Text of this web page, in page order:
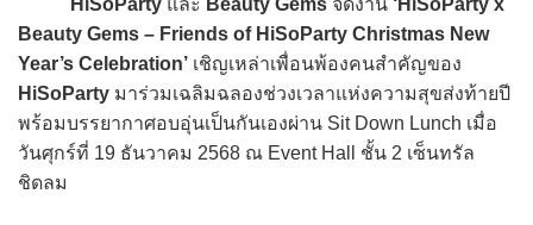
HiSoParty และ Beauty Gems จัดงาน ‘HiSoParty x
Beauty Gems – Friends of HiSoParty Christmas New
Year’s Celebration’ เชิญเหล่าเพื่อนพ้องคนสำคัญของ
HiSoParty มาร่วมเฉลิมฉลองช่วงเวลาแห่งความสุขส่งท้ายปี
พร้อมบรรยากาศอบอุ่นเป็นกันเองผ่าน Sit Down Lunch เมื่อ
วันศุกร์ที่ 19 ธันวาคม 2568 ณ Event Hall ชั้น 2 เซ็นทรัล
ชิดลม